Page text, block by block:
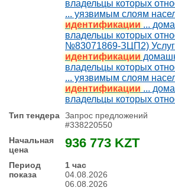
владельцы которых
... уязвимым слоям
идентификации...
владельцы которых
№83071869-ЗЦП2)
идентификации
владельцы которых
... уязвимым слоям
идентификации...
владельцы которых
Запрос предложений
#338220550
936 773 KZT
1 час
04.08.2026
06.08.2026